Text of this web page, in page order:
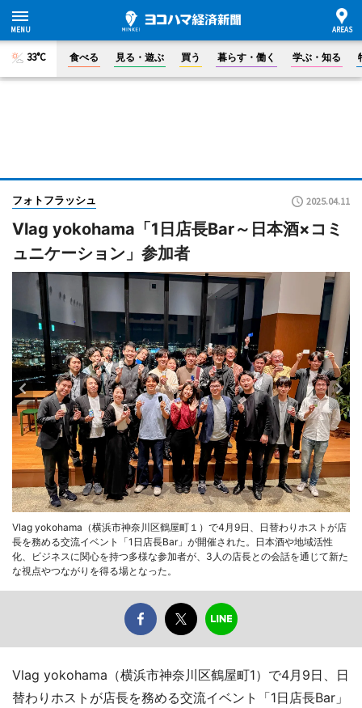
33°C 食べる 見る・遊ぶ 買う 暮らす・働く 学ぶ・知る
フォトフラッシュ 2025.04.11
Vlag yokohama「1日店長Bar～日本酒×コミ
ュニケーション」参加者
Vlag yokohama（横浜市神奈川区鶴屋町１）で4月9日、日替わりホストが店
長を務める交流イベント「1日店長Bar」が開催された。日本酒や地域活性
化、ビジネスに関心を持つ多様な参加者が、3人の店長との会話を通じて新た
な視点やつながりを得る場となった。
Vlag yokohama（横浜市神奈川区鶴屋町1）で4月9日、日
替わりホストが店長を務める交流イベント「1日店長Bar」